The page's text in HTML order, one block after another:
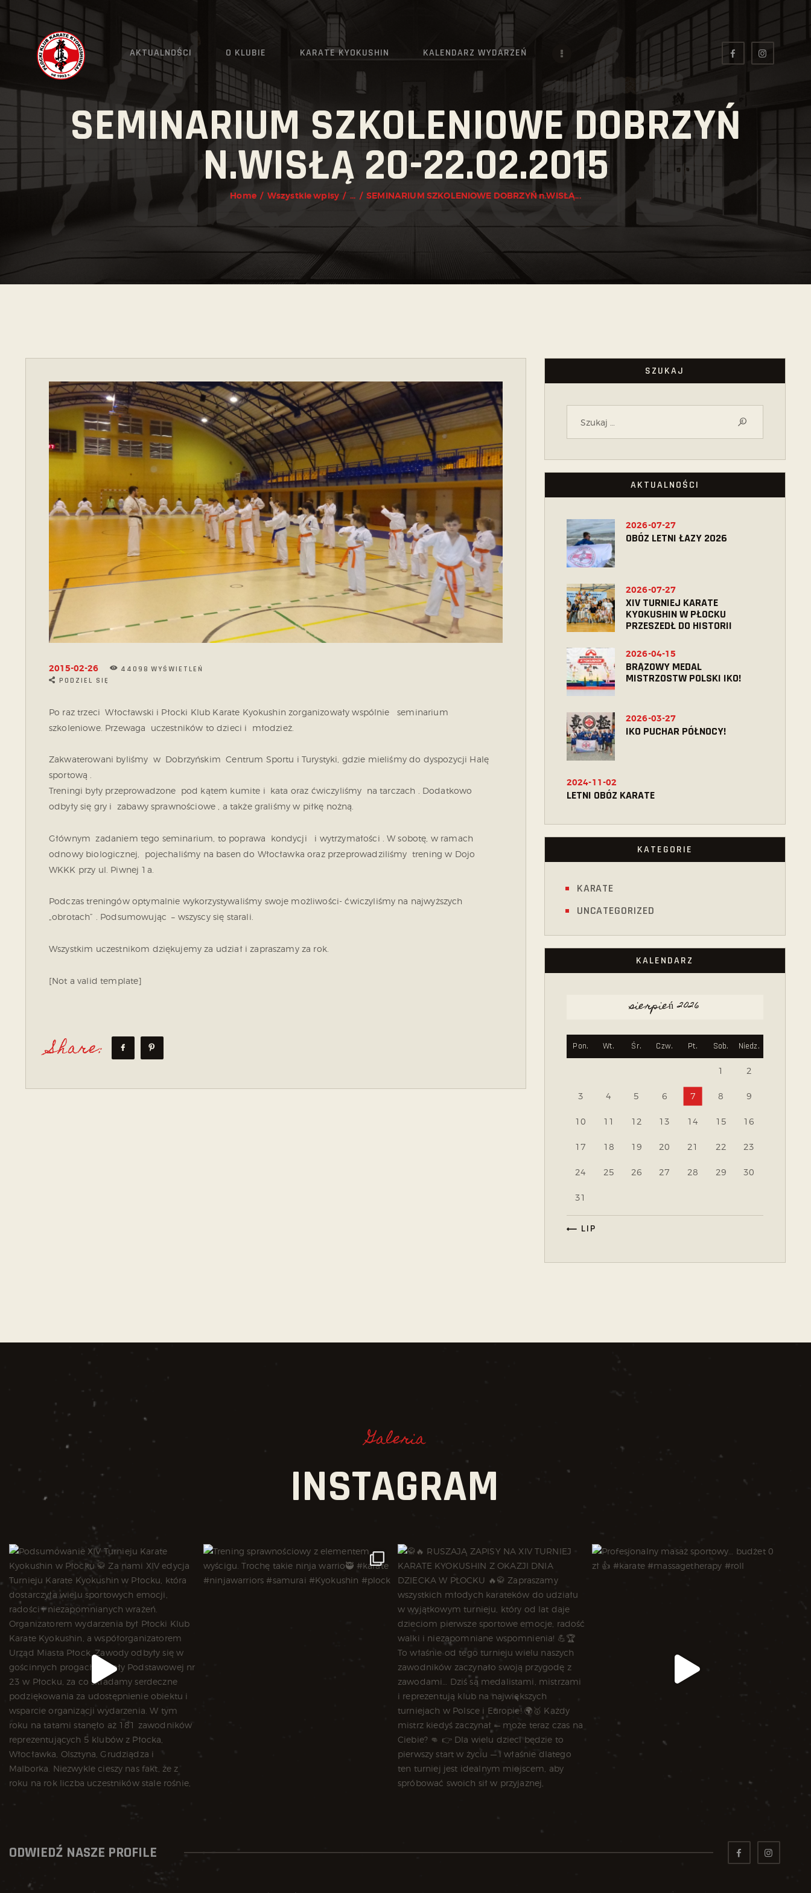
AKTUALNOŚCI O KLUBIE KARATE KYOKUSHIN KALENDARZ WYDARZEŃ
SEMINARIUM SZKOLENIOWE DOBRZYŃ
N.WISŁĄ 20-22.02.2015
Home Wszystkie wpisy ... SEMINARIUM SZKOLENIOWE DOBRZYŃ n.WISŁĄ...
AKTUALNOŚCI
O KLUBIE
KARATE KYOKUSHIN
KALENDARZ WYDARZEŃ
TRENINGI
ZAPISY
KONTAKT
2015-02-26 44098 WYŚWIETLEŃ
PODZIEL SIĘ
Po raz trzeci Włocławski i Płocki Klub Karate Kyokushin zorganizowały wspólnie seminarium
szkoleniowe. Przewaga uczestników to dzieci i młodzież.
Zakwaterowani byliśmy w Dobrzyńskim Centrum Sportu i Turystyki, gdzie mieliśmy do dyspozycji Halę
sportową .
Treningi były przeprowadzone pod kątem kumite i kata oraz ćwiczyliśmy na tarczach . Dodatkowo
odbyły się gry i zabawy sprawnościowe , a także graliśmy w piłkę nożną.
Głównym zadaniem tego seminarium, to poprawa kondycji i wytrzymałości . W sobotę, w ramach
odnowy biologicznej, pojechaliśmy na basen do Włocławka oraz przeprowadziliśmy trening w Dojo
WKKK przy ul. Piwnej 1a.
Podczas treningów optymalnie wykorzystywaliśmy swoje możliwości- ćwiczyliśmy na najwyższych
„obrotach” . Podsumowując – wszyscy się starali.
Wszystkim uczestnikom dziękujemy za udział i zapraszamy za rok.
[Not a valid template]
Share:
SZUKAJ
AKTUALNOŚCI
OBÓZ LETNI ŁAZY 2026
2026-07-27
XIV TURNIEJ KARATE
KYOKUSHIN W PŁOCKU
PRZESZEDŁ DO HISTORII
2026-07-27
BRĄZOWY MEDAL
MISTRZOSTW POLSKI IKO!
2026-04-15
IKO PUCHAR PÓŁNOCY!
2026-03-27
LETNI OBÓZ KARATE
2024-11-02
KATEGORIE
KARATE
UNCATEGORIZED
KALENDARZ
sierpień 2026
Pon. Wt. Śr. Czw. Pt. Sob. Niedz.
1 2
3 4 5 6 7 8 9
10 11 12 13 14 15 16
17 18 19 20 21 22 23
24 25 26 27 28 29 30
31
« LIP
Galeria
INSTAGRAM
ODWIEDŹ NASZE PROFILE